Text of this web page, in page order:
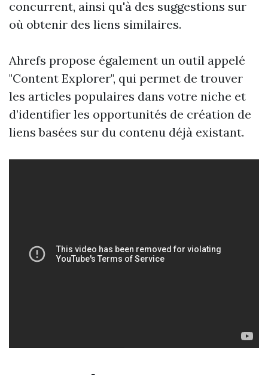
concurrent, ainsi qu'à des suggestions sur
où obtenir des liens similaires.
Ahrefs propose également un outil appelé
"Content Explorer", qui permet de trouver
les articles populaires dans votre niche et
d’identifier les opportunités de création de
liens basées sur du contenu déjà existant.